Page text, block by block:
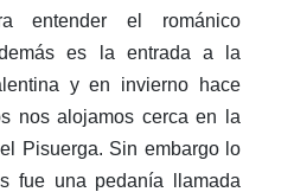
entender el románico
es la entrada a la
y en invierno hace
nos alojamos cerca en la
Pisuerga. Sin embargo lo
fue una pedanía llamada